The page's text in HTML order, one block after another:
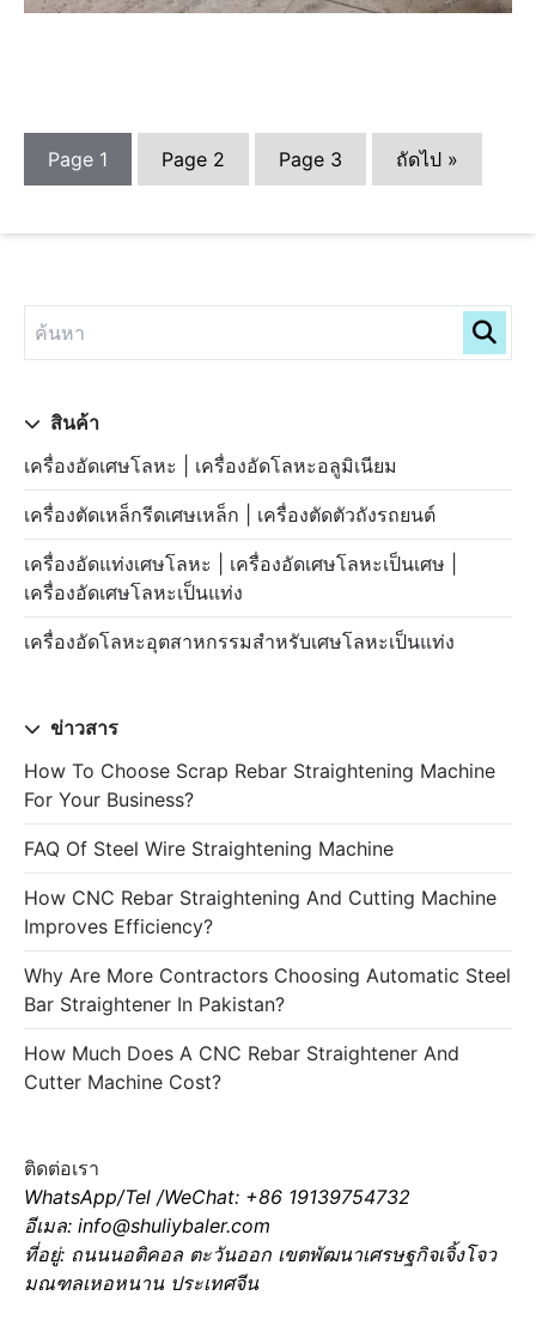
สินค้า
เครื่องอัดเศษโลหะ | เครื่องอัดโลหะอลูมิเนียม
เครื่องตัดเหล็กรีดเศษเหล็ก | เครื่องตัดตัวถังรถยนต์
เครื่องอัดแท่งเศษโลหะ | เครื่องอัดเศษโลหะเป็นเศษ |
เครื่องอัดเศษโลหะเป็นแท่ง
เครื่องอัดโลหะอุตสาหกรรมสำหรับเศษโลหะเป็นแท่ง
ข่าวสาร
How To Choose Scrap Rebar Straightening Machine
For Your Business?
FAQ Of Steel Wire Straightening Machine
How CNC Rebar Straightening And Cutting Machine
Improves Efficiency?
Why Are More Contractors Choosing Automatic Steel
Bar Straightener In Pakistan?
How Much Does A CNC Rebar Straightener And
Cutter Machine Cost?
ติดต่อเรา
WhatsApp/Tel /WeChat: +86 19139754732
อีเมล: info@shuliybaler.com
ที่อยู่: ถนนนอติคอล ตะวันออก เขตพัฒนาเศรษฐกิจเจิ้งโจว
มณฑลเหอหนาน ประเทศจีน
Page 1 Page 2 Page 3 ถัดไป »